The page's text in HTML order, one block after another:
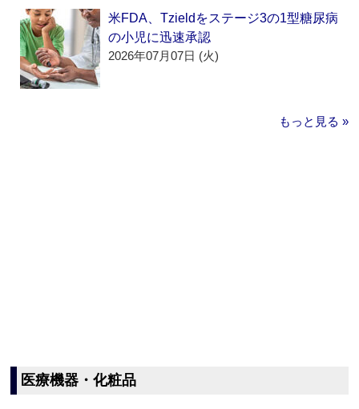
米FDA、Tzieldをステージ3の1型糖尿病
の小児に迅速承認
2026年07月07日 (火)
もっと見る »
医療機器・化粧品